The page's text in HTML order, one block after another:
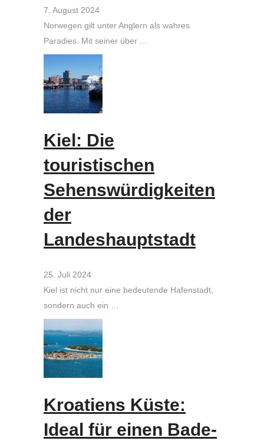
7. August 2024
Norwegen gilt unter Anglern als wahres
Paradies. Mit seiner über …
Kiel: Die
touristischen
Sehenswürdigkeiten
der
Landeshauptstadt
25. Juli 2024
Kiel ist nicht nur eine bedeutende Hafenstadt,
sondern auch ein …
Kroatiens Küste:
Ideal für einen Bade-